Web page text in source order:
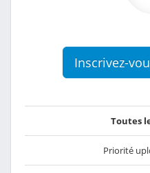
Inscrivez-
Toutes
Priorité